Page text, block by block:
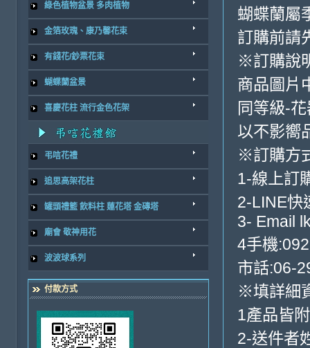
綠色植物盆景 多肉植物
金箔玫瑰、康乃馨花束
有錢花/鈔票花束
蝴蝶蘭盆景
喜慶花柱 流行金色花架
弔唁花禮
追思高架花柱
罐頭禮籃 飲料柱 蓮花塔 金磚塔
廟會 敬神用花
波波球系列
付款方式
蝴蝶蘭屬
訂購前請
※訂購說
商品圖片
同等級-
以不影嚮
※訂購方
1-線上訂
2-LINE快
3- Email
4手機
市話:06-
※填詳細
1產品皆
2-送件者